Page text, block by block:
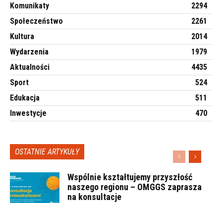
Komunikaty
2294
Społeczeństwo
2261
Kultura
2014
Wydarzenia
1979
Aktualności
4435
Sport
524
Edukacja
511
Inwestycje
470
OSTATNIE ARTYKUŁY
Wspólnie kształtujemy przyszłość
naszego regionu – OMGGS zaprasza
na konsultacje